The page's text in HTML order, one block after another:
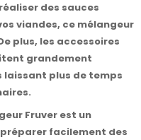
des sauces
viandes, ce mélangeur
plus, les accessoires
grandement
plus de temps
Fruver est un
facilement des